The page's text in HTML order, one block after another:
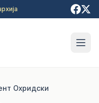
Охридски